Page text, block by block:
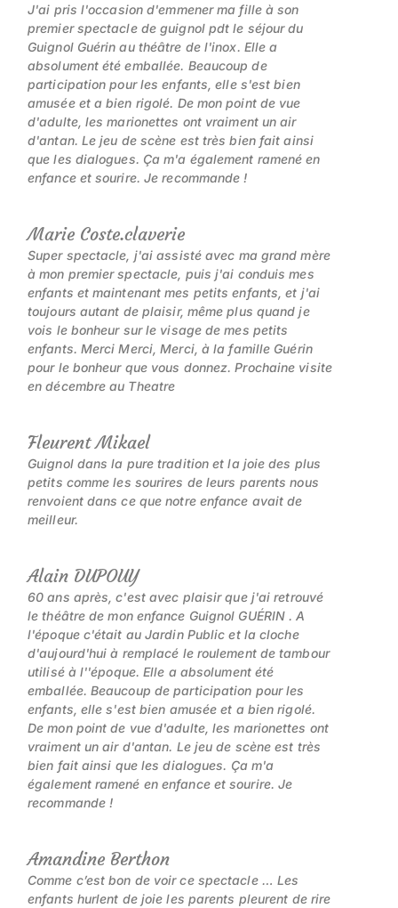
J'ai pris l'occasion d'emmener ma fille à son
premier spectacle de guignol pdt le séjour du
Guignol Guérin au théâtre de l'inox. Elle a
absolument été emballée. Beaucoup de
participation pour les enfants, elle s'est bien
amusée et a bien rigolé. De mon point de vue
d'adulte, les marionettes ont vraiment un air
d'antan. Le jeu de scène est très bien fait ainsi
que les dialogues. Ça m'a également ramené en
enfance et sourire. Je recommande !
Marie Coste.claverie
Super spectacle, j'ai assisté avec ma grand mère
à mon premier spectacle, puis j'ai conduis mes
enfants et maintenant mes petits enfants, et j'ai
toujours autant de plaisir, même plus quand je
vois le bonheur sur le visage de mes petits
enfants. Merci Merci, Merci, à la famille Guérin
pour le bonheur que vous donnez. Prochaine visite
en décembre au Theatre
Fleurent Mikael
Guignol dans la pure tradition et la joie des plus
petits comme les sourires de leurs parents nous
renvoient dans ce que notre enfance avait de
meilleur.
Alain DUPOUY
60 ans après, c'est avec plaisir que j'ai retrouvé
le théâtre de mon enfance Guignol GUÉRIN . A
l'époque c'était au Jardin Public et la cloche
d'aujourd'hui à remplacé le roulement de tambour
utilisé à l''époque. Elle a absolument été
emballée. Beaucoup de participation pour les
enfants, elle s'est bien amusée et a bien rigolé.
De mon point de vue d'adulte, les marionettes ont
vraiment un air d'antan. Le jeu de scène est très
bien fait ainsi que les dialogues. Ça m'a
également ramené en enfance et sourire. Je
recommande !
Amandine Berthon
Comme c’est bon de voir ce spectacle … Les
enfants hurlent de joie les parents pleurent de rire